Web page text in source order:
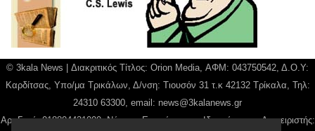
© 3kala News | Διακριτικός Τίτλος: Orion Media, ΑΦΜ: 043750542, Δ.Ο.Υ:
Καρδίτσας, Υπο/μα Τρικάλων, Δ/νση: Τιουσόν 31 τ.κ 42132 Τρίκαλα, Τηλ:
24310 63300, email: news@3kalanews.gr
Αρ. Γεμή: 018804431000, Νόμιμος Εκπρόσωπος, Ιδιοκτήτης και Διαχειριστής: